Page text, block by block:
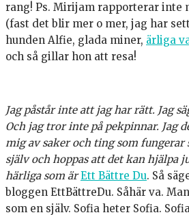
rang! Ps. Mirijam rapporterar inte
(fast det blir mer o mer, jag har
hunden Alfie, glada miner, ärliga
och så gillar hon att resa!
Jag påstår inte att jag har rätt. Jag
Och jag tror inte på pekpinnar. Jag
mig av saker och ting som
själv och hoppas att det kan hjälpa
härliga som är Ett Bättre Du. Så
bloggen EttBättreDu. Såhär va.
som en själv. Sofia heter Sofia.